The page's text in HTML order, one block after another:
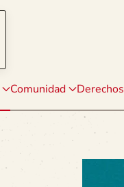
Comunidad Derechos